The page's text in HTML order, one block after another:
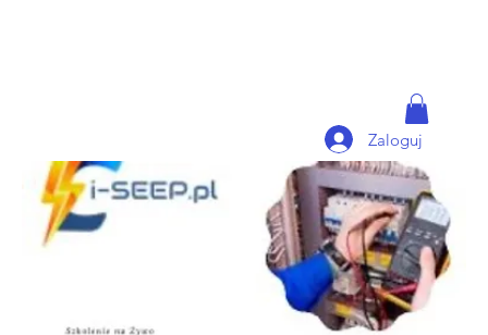
Zaloguj